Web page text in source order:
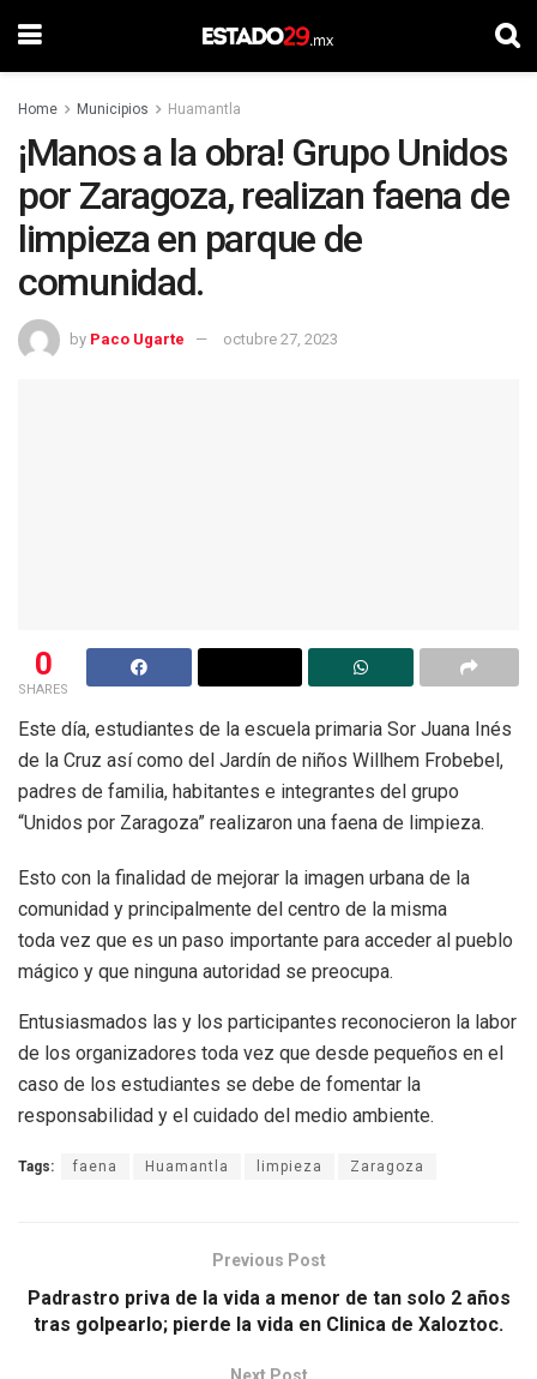
Home Municipios Huamantla
¡Manos a la obra! Grupo Unidos
por Zaragoza, realizan faena de
limpieza en parque de
comunidad.
by Paco Ugarte octubre 27, 2023
0
SHARES
Este día, estudiantes de la escuela primaria Sor Juana Inés
de la Cruz así como del Jardín de niños Willhem Frobebel,
padres de familia, habitantes e integrantes del grupo
“Unidos por Zaragoza” realizaron una faena de limpieza.
Esto con la finalidad de mejorar la imagen urbana de la
comunidad y principalmente del centro de la misma
toda vez que es un paso importante para acceder al pueblo
mágico y que ninguna autoridad se preocupa.
Entusiasmados las y los participantes reconocieron la labor
de los organizadores toda vez que desde pequeños en el
caso de los estudiantes se debe de fomentar la
responsabilidad y el cuidado del medio ambiente.
Tags: faena Huamantla limpieza Zaragoza
Previous Post
Padrastro priva de la vida a menor de tan solo 2 años
tras golpearlo; pierde la vida en Clinica de Xaloztoc.
Next Post